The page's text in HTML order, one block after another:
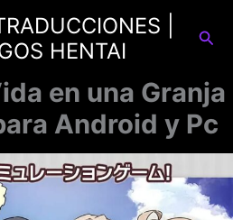
|
HENTAI
en una Granja
Android y Pc